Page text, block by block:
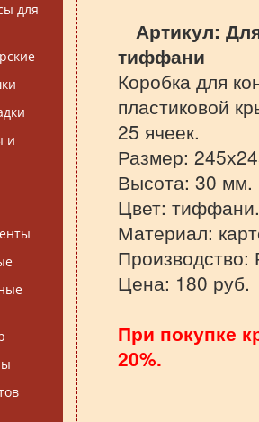
для
и
Артикул:
тиффани
Коробка для
пластиковой
25 ячеек.
Размер:
Высота: 30 мм.
Цвет: тиффани.
Материал:
Производство:
Цена: 180 руб.
При покупке
20%.